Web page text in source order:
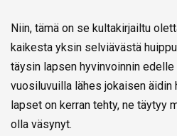
Niin, tämä on se kultakirjailtu
kaikesta yksin selviävästä
täysin lapsen hyvinvoinnin
vuosiluvuilla lähes jokaisen äidin
lapset on kerran tehty, ne täytyy
olla väsynyt.